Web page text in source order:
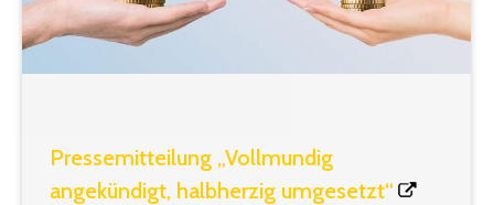
Pressemitteilung „Vollmundig
angekündigt, halbherzig umgesetzt“